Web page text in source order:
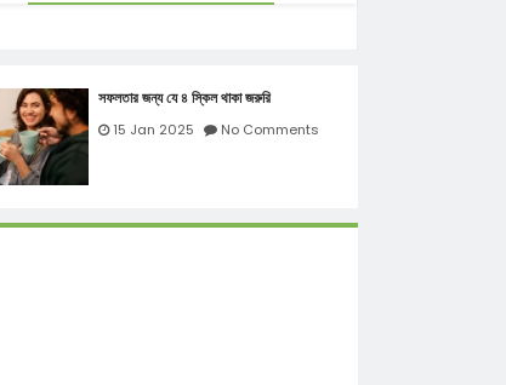
সফলতার জন্য যে ৪ স্কিল থাকা জরুরি
15 Jan 2025 No Comments